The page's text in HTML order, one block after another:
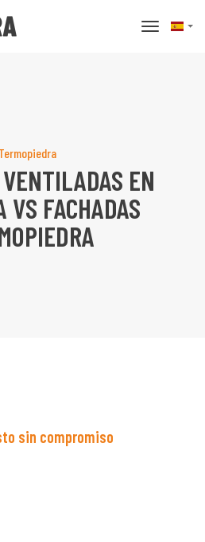
Termopiedra
EN
VS FACHADAS
sin compromiso